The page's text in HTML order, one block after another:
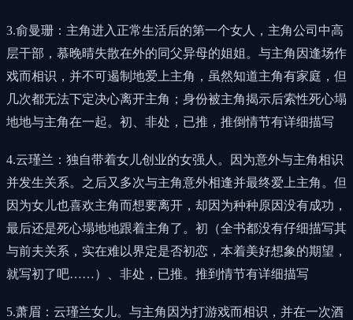
3.俞曼珊：主角进入正常生活后的第一个女人，主角公司中高
层干部，慕晚晴失散在外的同父异母的姐姐。与主角因逢场作
戏而相识，并不可遏制地爱上主角，虽然知道主角有家庭，但
几次都无法下定决心离开主角；身份被主角揭示后索性死心塌
地地与主角在一起。初、非处，已推，推倒情节有详细描写
4.云瑾兰：独自带着女儿创业的女强人。因为意外与主角相识
并发生关系。之后又多次与主角意外相逢并最终爱上主角。但
因为女儿也喜欢主角而想要离开，却因为种种原因没有成功，
最后还是死心塌地地跟着主角了。初（全书都没有仔细描写其
与前夫关系，实在难以界定是否初恋，本着美好想象的期望，
就写初了吧……）、非处，已推。推到情节有详细描写
5.萧眉：云瑾兰女儿。与主角因为打游戏而相识，并在一次酒